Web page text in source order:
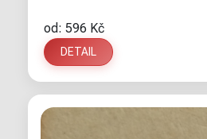
od: 596 Kč
DETAIL